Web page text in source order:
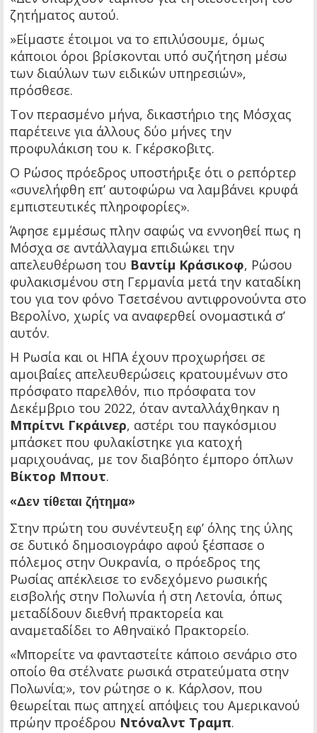
ζητήματος αυτού.
»Είμαστε έτοιμοι να το επιλύσουμε, όμως
κάποιοι όροι βρίσκονται υπό συζήτηση μέσω
των διαύλων των ειδικών υπηρεσιών»,
πρόσθεσε.
Τον περασμένο μήνα, δικαστήριο της Μόσχας
παρέτεινε για άλλους δύο μήνες την
προφυλάκιση του κ. Γκέρσκοβιτς.
Ο Ρώσος πρόεδρος υποστήριξε ότι ο ρεπόρτερ
«συνελήφθη επ’ αυτοφώρω να λαμβάνει κρυφά
εμπιστευτικές πληροφορίες».
Άφησε εμμέσως πλην σαφώς να εννοηθεί πως η
Μόσχα σε αντάλλαγμα επιδιώκει την
απελευθέρωση του Βαντίμ Κράσικοφ, Ρώσου
φυλακισμένου στη Γερμανία μετά την καταδίκη
του για τον φόνο Τσετσένου αντιφρονούντα στο
Βερολίνο, χωρίς να αναφερθεί ονομαστικά σ’
αυτόν.
Η Ρωσία και οι ΗΠΑ έχουν προχωρήσει σε
αμοιβαίες απελευθερώσεις κρατουμένων στο
πρόσφατο παρελθόν, πιο πρόσφατα τον
Δεκέμβριο του 2022, όταν ανταλλάχθηκαν η
Μπρίτνι Γκράινερ, αστέρι του παγκόσμιου
μπάσκετ που φυλακίστηκε για κατοχή
μαριχουάνας, με τον διαβόητο έμπορο όπλων
Βίκτορ Μπουτ.
«Δεν τίθεται ζήτημα»
Στην πρώτη του συνέντευξη εφ’ όλης της ύλης
σε δυτικό δημοσιογράφο αφού ξέσπασε ο
πόλεμος στην Ουκρανία, ο πρόεδρος της
Ρωσίας απέκλεισε το ενδεχόμενο ρωσικής
εισβολής στην Πολωνία ή στη Λετονία, όπως
μεταδίδουν διεθνή πρακτορεία και
αναμεταδίδει το Αθηναϊκό Πρακτορείο.
«Μπορείτε να φανταστείτε κάποιο σενάριο στο
οποίο θα στέλνατε ρωσικά στρατεύματα στην
Πολωνία;», τον ρώτησε ο κ. Κάρλσον, που
θεωρείται πως απηχεί απόψεις του Αμερικανού
πρώην προέδρου Ντόναλντ Τραμπ.